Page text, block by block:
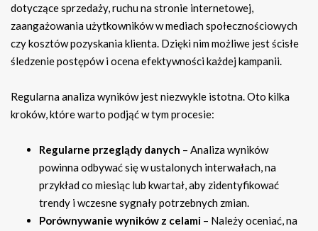
dotyczące sprzedaży, ruchu na stronie internetowej,
zaangażowania użytkowników w mediach społecznościowych
czy kosztów pozyskania klienta. Dzięki nim możliwe jest ścisłe
śledzenie postępów i ocena efektywności każdej kampanii.
Regularna analiza wyników jest niezwykle istotna. Oto kilka
kroków, które warto podjąć w tym procesie:
Regularne przeglądy danych – Analiza wyników
powinna odbywać się w ustalonych interwałach, na
przykład co miesiąc lub kwartał, aby zidentyfikować
trendy i wczesne sygnały potrzebnych zmian.
Porównywanie wyników z celami – Należy oceniać, na